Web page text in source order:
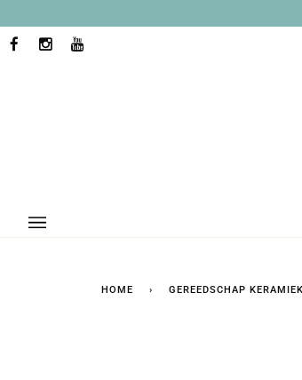
naar
inhoudFACEBOOKINSTAGRAM
YOUTUBE
HOME › GEREEDSCHAP KERAMIEK